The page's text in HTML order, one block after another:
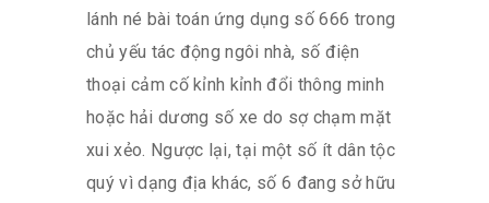
lánh né bài toán ứng dụng số 666 trong
chủ yếu tác động ngôi nhà, số điện
thoại cảm cố kỉnh kỉnh đổi thông minh
hoặc hải dương số xe do sợ chạm mặt
xui xẻo. Ngược lại, tại một số ít dân tộc
quý vì dạng địa khác, số 6 đang sở hữu